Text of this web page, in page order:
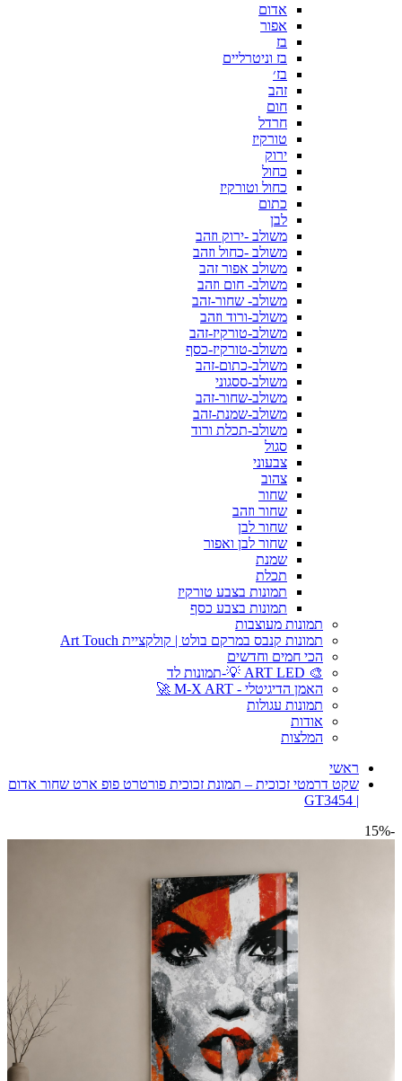
אדום
אפור
בז
בז וניטרליים
בז׳
זהב
חום
חרדל
טורקיז
ירוק
כחול
כחול וטורקיז
כתום
לבן
משולב -ירוק וזהב
משולב -כחול וזהב
משולב אפור זהב
משולב- חום וזהב
משולב- שחור-זהב
משולב-ורוד וזהב
משולב-טורקיז-זהב
משולב-טורקיז-כסף
משולב-כתום-זהב
משולב-ססגוני
משולב-שחור-זהב
משולב-שמנת-זהב
משולב-תכלת ורוד
סגול
צבעוני
צהוב
שחור
שחור וזהב
שחור לבן
שחור לבן ואפור
שמנת
תכלת
תמונות בצבע טורקיז
תמונות בצבע כסף
תמונות מעוצבות
תמונות קנבס במרקם בולט | קולקציית Art Touch
הכי חמים וחדשים
🎨 ART LED 💡-תמונות לד
האמן הדיגיטלי - M-X ART 🚀
תמונות עגולות
אודות
המלצות
ראשי
שקט דרמטי זכוכית – תמונת זכוכית פורטרט פופ ארט שחור אדום
| GT3454
-15%